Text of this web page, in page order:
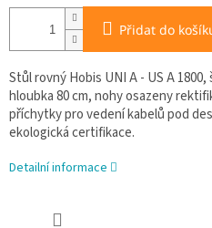
Přidat do
Stůl rovný Hobis UNI A - US A 1800,
hloubka 80 cm, nohy osazeny
příchytky pro vedení kabelů pod
ekologická certifikace.
Detailní informace